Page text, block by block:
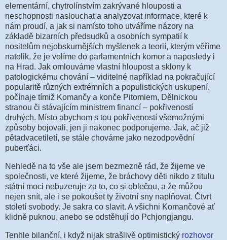
elementární, chytrolínstvím zakrývané hlouposti a
neschopnosti naslouchat a analyzovat informace, které k
nám proudí, a jak si namísto toho utváříme názory na
základě bizarních předsudků a osobních sympatií k
nositelům nejobskurnějších myšlenek a teorií, kterým věříme
natolik, že je volíme do parlamentních komor a naposledy i
na Hrad. Jak omlouváme vlastní hloupost a sklony k
patologickému chování – viditelné například na pokračující
popularitě různých extrémních a populistických uskupení,
počínaje tímiž Komančy a konče Pitomiem, Dělnickou
stranou či stávajícím ministrem financí – pokřiveností
druhých. Místo abychom s tou pokřiveností všemožnými
způsoby bojovali, jen ji nakonec podporujeme. Jak, ač již
pětadvacetiletí, se stále chováme jako nezodpovědní
puberťáci.
Nehledě na to vše ale jsem bezmezně rád, že žijeme ve
společnosti, ve které žijeme, že bráchovy děti nikdo z titulu
státní moci nebuzeruje za to, co si oblečou, a že můžou
nejen snít, ale i se pokoušet ty životní sny naplňovat. Čtvrt
století svobody. Je sakra co slavit. A všichni Komančové ať
klidně puknou, anebo se odstěhují do Pchjongjangu.
Tenhle bilanční, i když nijak strašlivě optimistický rozhovor